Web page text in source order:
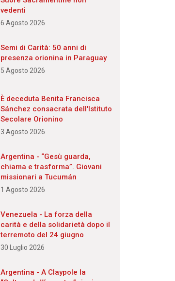
vedenti
6 Agosto 2026
Semi di Carità: 50 anni di
presenza orionina in Paraguay
5 Agosto 2026
È deceduta Benita Francisca
Sánchez consacrata dell'Istituto
Secolare Orionino
3 Agosto 2026
Argentina - “Gesù guarda,
chiama e trasforma”. Giovani
missionari a Tucumán
1 Agosto 2026
Venezuela - La forza della
carità e della solidarietà dopo il
terremoto del 24 giugno
30 Luglio 2026
Argentina - A Claypole la